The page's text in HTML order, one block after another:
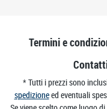
Termini e
* Tutti i prezzi sono
spedizioneed eventuali